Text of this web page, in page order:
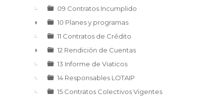
09 Contratos Incumplido
►
10 Planes y programas
11 Contratos de Crédito
►
12 Rendición de Cuentas
13 Informe de Viaticos
14 Responsables LOTAIP
15 Contratos Colectivos Vigentes